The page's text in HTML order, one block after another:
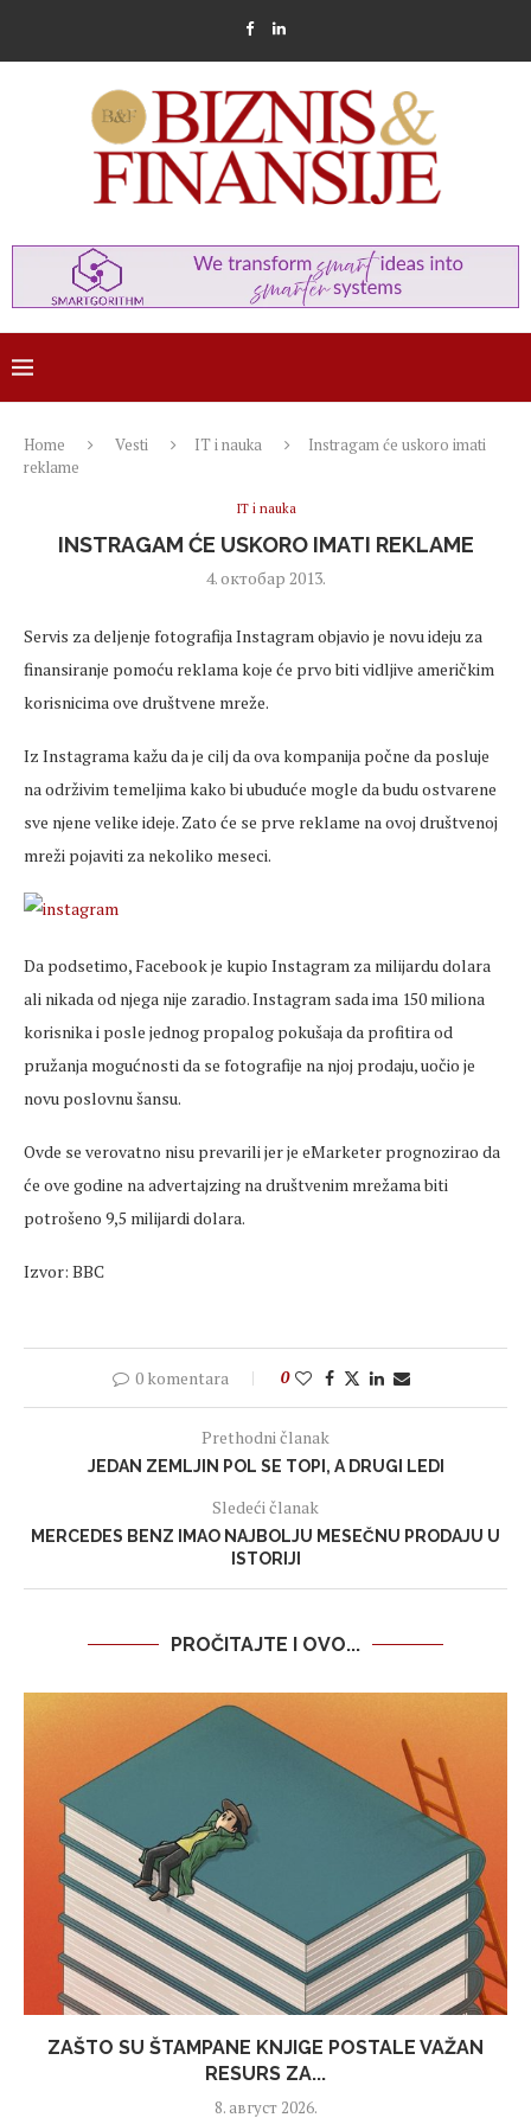
Home Vesti IT i nauka
Instragam će uskoro imati
reklame
IT i nauka
INSTRAGAM ĆE USKORO IMATI REKLAME
4. октобар 2013.
Servis za deljenje fotografija Instagram objavio je novu ideju za
finansiranje pomoću reklama koje će prvo biti vidljive američkim
korisnicima ove društvene mreže.
Iz Instagrama kažu da je cilj da ova kompanija počne da posluje
na održivim temeljima kako bi ubuduće mogle da budu ostvarene
sve njene velike ideje. Zato će se prve reklame na ovoj društvenoj
mreži pojaviti za nekoliko meseci.
Da podsetimo, Facebook je kupio Instagram za milijardu dolara
ali nikada od njega nije zaradio. Instagram sada ima 150 miliona
korisnika i posle jednog propalog pokušaja da profitira od
pružanja mogućnosti da se fotografije na njoj prodaju, uočio je
novu poslovnu šansu.
Ovde se verovatno nisu prevarili jer je eMarketer prognozirao da
će ove godine na advertajzing na društvenim mrežama biti
potrošeno 9,5 milijardi dolara.
Izvor: BBC
0 komentara 0
Prethodni članak
JEDAN ZEMLJIN POL SE TOPI, A DRUGI LEDI
Sledeći članak
MERCEDES BENZ IMAO NAJBOLJU MESEČNU PRODAJU U
ISTORIJI
PROČITAJTE I OVO...
ZAŠTO SU ŠTAMPANE KNJIGE POSTALE VAŽAN
RESURS ZA...
8. август 2026.